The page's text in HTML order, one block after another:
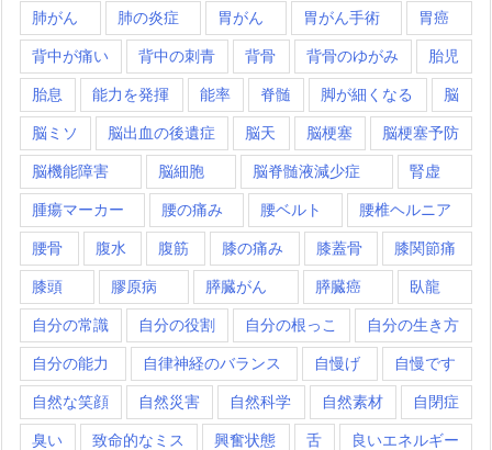
肺がん 肺の炎症 胃がん 胃がん手術 胃癌
背中が痛い 背中の刺青 背骨 背骨のゆがみ 胎児
胎息 能力を発揮 能率 脊髄 脚が細くなる 脳
脳ミソ 脳出血の後遺症 脳天 脳梗塞 脳梗塞予防
脳機能障害 脳細胞 脳脊髄液減少症 腎虚
腫瘍マーカー 腰の痛み 腰ベルト 腰椎ヘルニア
腰骨 腹水 腹筋 膝の痛み 膝蓋骨 膝関節痛
膝頭 膠原病 膵臓がん 膵臓癌 臥龍
自分の常識 自分の役割 自分の根っこ 自分の生き方
自分の能力 自律神経のバランス 自慢げ 自慢です
自然な笑顔 自然災害 自然科学 自然素材 自閉症
臭い 致命的なミス 興奮状態 舌 良いエネルギー